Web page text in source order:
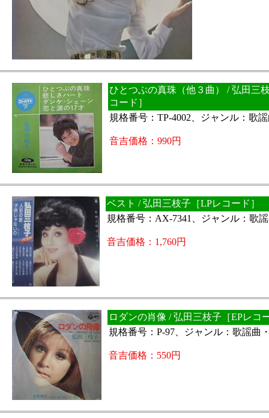
ひとつぶの真珠（他３曲） / 弘田三
コード］
規格番号：TP-4002、ジャンル：歌
音吉価格：990円
ベスト / 弘田三枝子［LPレコード］
規格番号：AX-7341、ジャンル：歌
音吉価格：1,760円
ロダンの肖像 / 弘田三枝子［EPレコ
規格番号：P-97、ジャンル：歌謡曲
音吉価格：550円